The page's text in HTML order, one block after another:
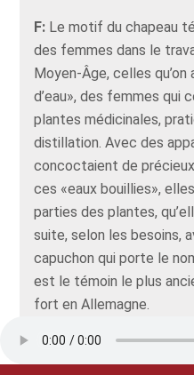
F: Le motif du chapeau
des femmes dans le
Moyen-Âge, celles
d’eau», des femmes qui
plantes médicinales,
distillation. Avec des
concoctaient de
ces «eaux bouillies»,
parties des plantes,
suite, selon les besoins,
capuchon qui porte le
est le témoin le plus
fort en Allemagne.
M:A l’époque moderne,
apothicaires, les